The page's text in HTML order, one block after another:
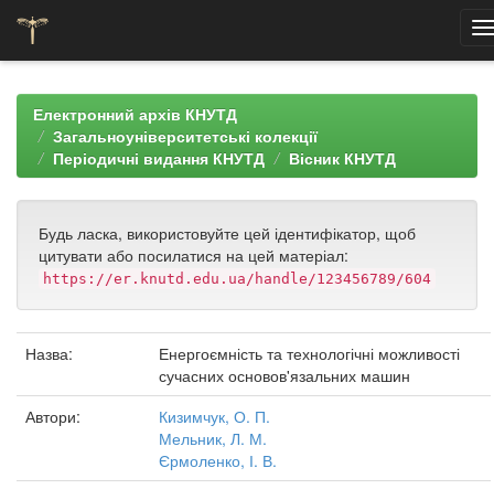
navigationЕлектронний архів КНУТД
Загальноуніверситетські колекції
Періодичні видання КНУТД
Вісник КНУТД
Будь ласка, використовуйте цей ідентифікатор, щоб
цитувати або посилатися на цей матеріал:
https://er.knutd.edu.ua/handle/123456789/604
Назва:
Енергоємність та технологічні можливості
сучасних основов'язальних машин
Автори:
Кизимчук, О. П.
Мельник, Л. М.
Єрмоленко, І. В.